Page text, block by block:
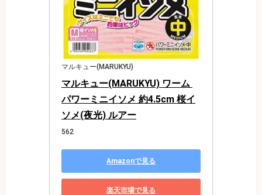
マルキュー(MARUKYU)
マルキュー(MARUKYU) ワーム
パワーミニイソメ 約4.5cm 桜イ
ソメ(夜光) ルアー
562
Amazonで見る
楽天市場で見る